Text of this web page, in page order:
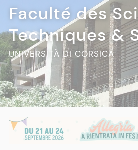
Faculté des
Techniques &
UNIVERSITÀ DI CORSICA